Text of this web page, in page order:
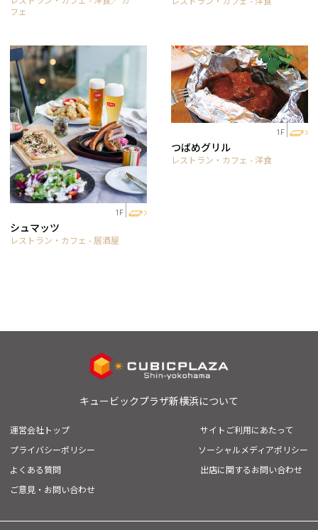
フェ
1F
シュマッツ
レストラン・カフェ - 居酒屋
1F
つばめグリル
レストラン・カフェ - 洋食
キュービックプラザ新横浜について
運営会社トップ
サイトご利用にあたって
プライバシーポリシー
ソーシャルメディアポリシー
よくある質問
出店に関するお問い合わせ
ご意見・お問い合わせ